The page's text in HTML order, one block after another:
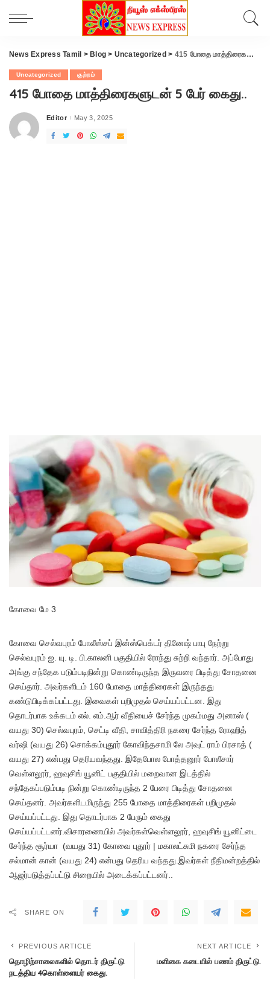
News Express Tamil > Blog > Uncategorized > 415 போதை மாத்திரைகளுடன் 5 பேர் கைது..
Uncategorized குற்றம்
415 போதை மாத்திரைகளுடன் 5 பேர் கைது..
Posted
Editor May 3, 2025
கோவை மே 3
கோவை செல்வபுரம் போலீஸ்சப் இன்ஸ்பெக்டர் தினேஷ் பாபு நேற்று
செல்வபுரம் ஐ. யு. டி. பி.காலனி பகுதியில் ரோந்து சுற்றி வந்தார். அப்போது
அங்கு சந்தேக படும்படிநின்று கொண்டிருந்த இருவரை பிடித்து சோதனை
செய்தார். அவர்களிடம் 160 போதை மாத்திரைகள் இருந்தது
கண்டுபிடிக்கப்பட்டது. இவைகள் பறிமுதல் செய்யப்பட்டன. இது
தொடர்பாக உக்கடம் எல். எம்.ஆர் வீதியைச் சேர்ந்த முகம்மது அனாஸ் (
வயது 30) செல்வபுரம், செட்டி வீதி, சாவித்திரி நகரை சேர்ந்த ரோஹித்
வர்ஷி (வயது 26) சொக்கம்புதூர் கோவிந்தசாமி லே அவுட் ராம் பிரசாத் (
வயது 27) என்பது தெரியவந்தது. இதேபோல போத்தனூர் போலீசார்
வெள்ளலூர், ஹவுசிங் யூனிட் பகுதியில் மறைவான இடத்தில்
சந்தேகப்படும்படி நின்று கொண்டிருந்த 2 பேரை பிடித்து சோதனை
செய்தனர். அவர்களிடமிருந்து 255 போதை மாத்திரைகள் பறிமுதல்
செய்யப்பட்டது. இது தொடர்பாக 2 பேரும் கைது
செய்யப்பட்டனர்.விசாரணையில் அவர்கள்வெள்ளலூர், ஹவுசிங் யூனிட்டை
சேர்ந்த சூர்யா (வயது 31) கோவை புதூர் | மகாலட்சுமி நகரை சேர்ந்த
சல்மான் கான் (வயது 24) என்பது தெரிய வந்தது.இவர்கள் நீதிமன்றத்தில்
ஆஜர்படுத்தப்பட்டு சிறையில் அடைக்கப்பட்டனர்..
SHARE ON
PREVIOUS ARTICLE
தொழிற்சாலைகளில் தொடர் திருட்டு
நடத்திய 4கொள்ளையர் கைது.
NEXT ARTICLE
மளிகை கடையில் பணம் திருட்டு.